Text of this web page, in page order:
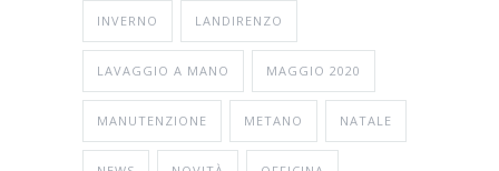
INVERNO LANDIRENZO
LAVAGGIO A MANO MAGGIO 2020
MANUTENZIONE METANO NATALE